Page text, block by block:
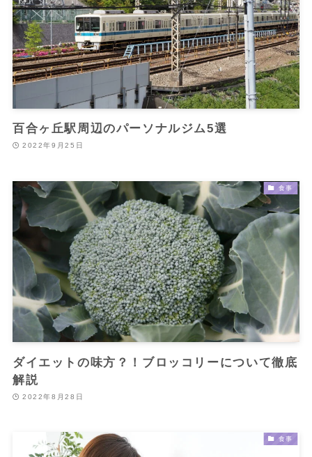
百合ヶ丘駅周辺のパーソナルジム5選
2022年9月25日
食事
ダイエットの味方？！ブロッコリーについて徹底
解説
2022年8月28日
食事